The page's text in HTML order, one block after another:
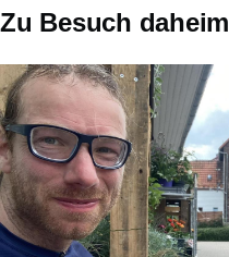
Zu Besuch daheim